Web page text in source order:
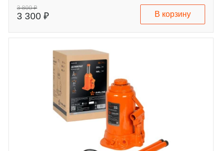
3 800 ₽
3 300 ₽ В корзину